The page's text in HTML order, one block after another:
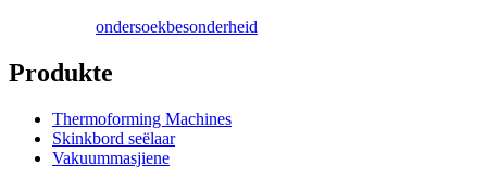
ondersoekbesonderheid
Produkte
Thermoforming Machines
Skinkbord seëlaar
Vakuummasjiene